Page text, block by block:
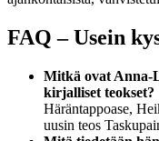
FAQ – Usein
Mitkä ovat Anna-
kirjalliset teokset?
Häräntappoase,
uusin teos